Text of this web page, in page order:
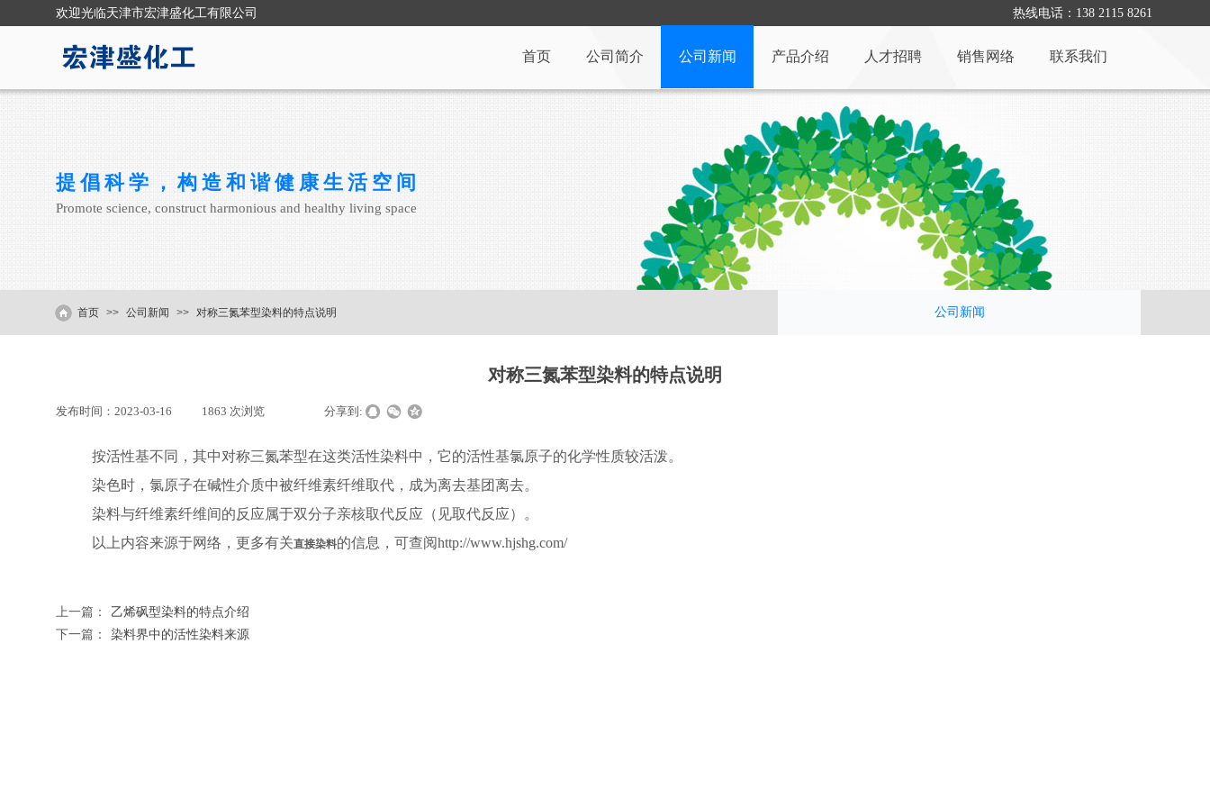
热线电话：138 2115 8261
欢迎光临天津市宏津盛化工有限公司
首页 公司简介 公司新闻 产品介绍 人才招聘 销售网络 联系我们
提倡科学，构造和谐健康生活空间
Promote science, construct harmonious and healthy living space
首页 >> 公司新闻 >> 对称三氮苯型染料的特点说明 公司新闻
对称三氮苯型染料的特点说明
发布时间： 2023-03-16 1863 次浏览 分享到:
按活性基不同，其中对称三氮苯型在这类活性染料中，它的活性基氯原子的化学性质较活泼。
染色时，氯原子在碱性介质中被纤维素纤维取代，成为离去基团离去。
染料与纤维素纤维间的反应属于双分子亲核取代反应（见取代反应）。
以上内容来源于网络，更多有关直接染料的信息，可查阅http://www.hjshg.com/
上一篇：
乙烯砜型染料的特点介绍
下一篇：
染料界中的活性染料来源